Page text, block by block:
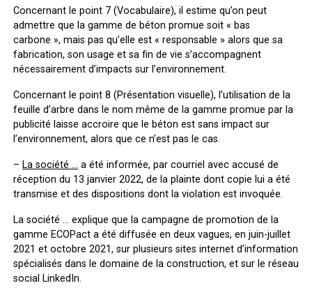
Concernant le point 7 (Vocabulaire), il estime qu’on peut
admettre que la gamme de béton promue soit « bas
carbone », mais pas qu’elle est « responsable » alors que sa
fabrication, son usage et sa fin de vie s’accompagnent
nécessairement d’impacts sur l’environnement.
Concernant le point 8 (Présentation visuelle), l’utilisation de la
feuille d’arbre dans le nom même de la gamme promue par la
publicité laisse accroire que le béton est sans impact sur
l’environnement, alors que ce n’est pas le cas.
– La société … a été informée, par courriel avec accusé de
réception du 13 janvier 2022, de la plainte dont copie lui a été
transmise et des dispositions dont la violation est invoquée.
La société … explique que la campagne de promotion de la
gamme ECOPact a été diffusée en deux vagues, en juin-juillet
2021 et octobre 2021, sur plusieurs sites internet d’information
spécialisés dans le domaine de la construction, et sur le réseau
social LinkedIn.